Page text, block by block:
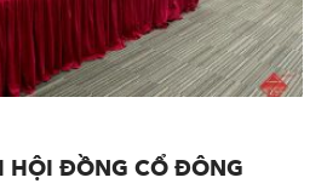
HỘI ĐỒNG CỔ ĐÔNG